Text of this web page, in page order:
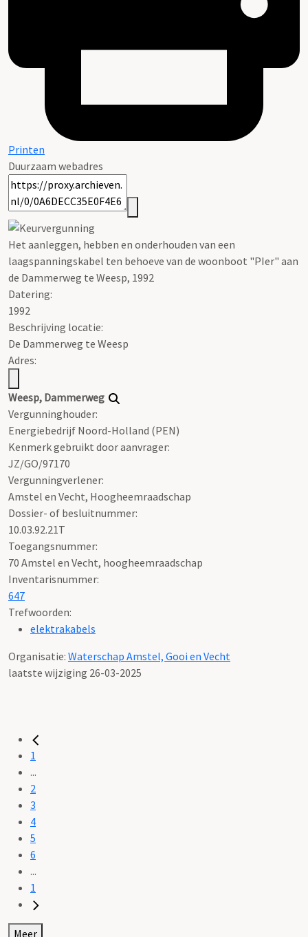
Printen
Duurzaam webadres
Het aanleggen, hebben en onderhouden van een
laagspanningskabel ten behoeve van de woonboot "PIer" aan
de Dammerweg te Weesp, 1992
Datering:
1992
Beschrijving locatie:
De Dammerweg te Weesp
Adres:
Weesp, Dammerweg
Vergunninghouder:
Energiebedrijf Noord-Holland (PEN)
Kenmerk gebruikt door aanvrager:
JZ/GO/97170
Vergunningverlener:
Amstel en Vecht, Hoogheemraadschap
Dossier- of besluitnummer:
10.03.92.21T
Toegangsnummer:
70 Amstel en Vecht, hoogheemraadschap
Inventarisnummer:
647
Trefwoorden:
elektrakabels
Organisatie: Waterschap Amstel, Gooi en Vecht
laatste wijziging 26-03-2025
1
...
2
3
4
5
6
...
1
Meer